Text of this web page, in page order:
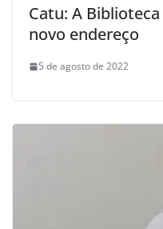
Catu: A
novo endereço
5 de agosto de 2022